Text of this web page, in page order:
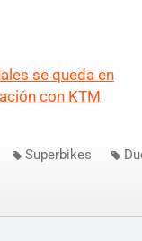
se queda en
con KTM
Superbikes